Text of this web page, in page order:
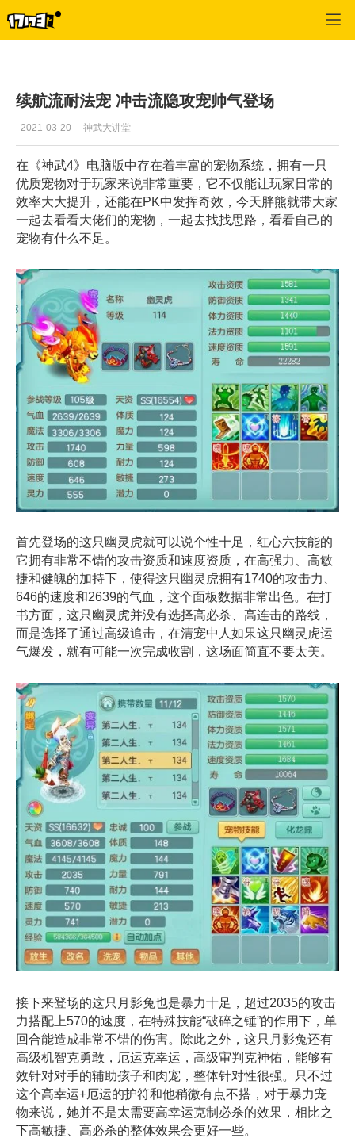
续航流耐法宠 冲击流隐攻宠帅气登场
2021-03-20 神武大讲堂
在《神武4》电脑版中存在着丰富的宠物系统，拥有一只
优质宠物对于玩家来说非常重要，它不仅能让玩家日常的
效率大大提升，还能在PK中发挥奇效，今天胖熊就带大家
一起去看看大佬们的宠物，一起去找找思路，看看自己的
宠物有什么不足。
首先登场的这只幽灵虎就可以说个性十足，红心六技能的
它拥有非常不错的攻击资质和速度资质，在高强力、高敏
捷和健魄的加持下，使得这只幽灵虎拥有1740的攻击力、
646的速度和2639的气血，这个面板数据非常出色。在打
书方面，这只幽灵虎并没有选择高必杀、高连击的路线，
而是选择了通过高级追击，在清宠中人如果这只幽灵虎运
气爆发，就有可能一次完成收割，这场面简直不要太美。
接下来登场的这只月影兔也是暴力十足，超过2035的攻击
力搭配上570的速度，在特殊技能“破碎之锤”的作用下，单
回合能造成非常不错的伤害。除此之外，这只月影兔还有
高级机智克勇敢，厄运克幸运，高级审判克神佑，能够有
效针对对手的辅助孩子和肉宠，整体针对性很强。只不过
这个高幸运+厄运的护符和他稍微有点不搭，对于暴力宠
物来说，她并不是太需要高幸运克制必杀的效果，相比之
下高敏捷、高必杀的整体效果会更好一些。